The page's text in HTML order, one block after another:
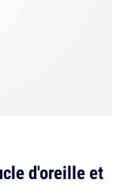
d'oreille et